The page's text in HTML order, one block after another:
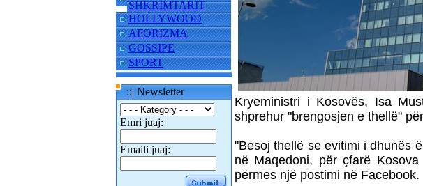
SHKRIMTARIT
HOLLYWOOD
AFORIZMA
GOSSIPE
SPORT
::| Newsletter
Emri juaj:
Emaili juaj:
Kryeministri i Kosovës, Isa
shprehur "brengosjen e thellë"
"Besoj thellë se evitimi i dhunës
në Maqedoni, për çfarë
përmes një postimi në Facebook.